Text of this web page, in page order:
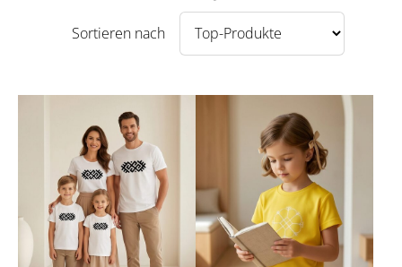
Sortieren nach